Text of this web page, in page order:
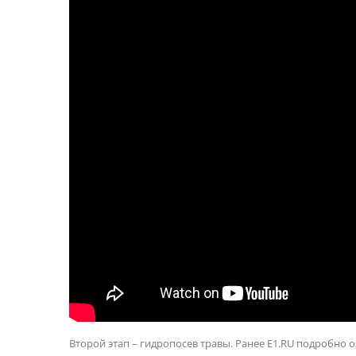
Второй этап – гидропосев травы. Ранее E1.RU подробно